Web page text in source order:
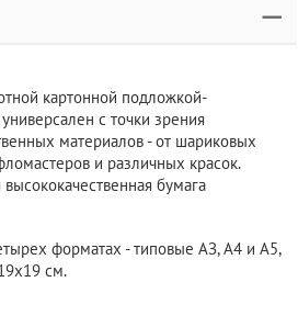
картонной подложкой-
с точки зрения
материалов - от шариковых
и различных красок.
бумага
форматах - типовые АЗ, А4 и А5,
см.